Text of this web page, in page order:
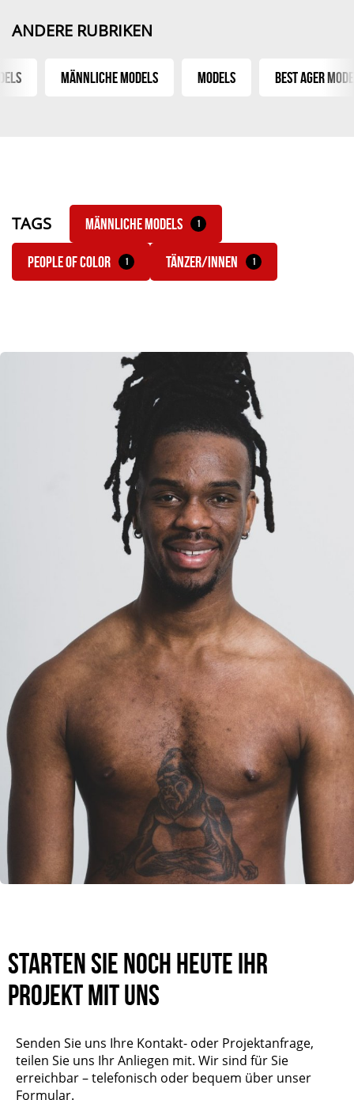
ANDERE RUBRIKEN
Männliche Models Models Best Ager
TAGS Männliche Models 1
People of Color 1 tänzer/innen 1
Starten Sie noch heute Ihr
Projekt mit uns
Senden Sie uns Ihre Kontakt- oder Projektanfrage,
teilen Sie uns Ihr Anliegen mit. Wir sind für Sie
erreichbar – telefonisch oder bequem über unser
Formular.